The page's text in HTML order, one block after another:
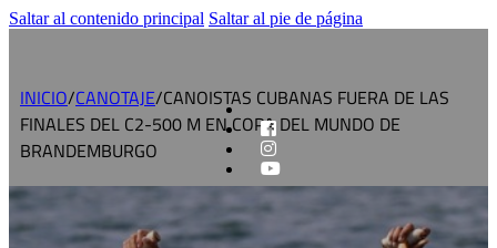
Saltar al contenido principal Saltar al pie de página
INICIO/CANOTAJE/CANOISTAS CUBANAS FUERA DE LAS
FINALES DEL C2-500 M EN COPA DEL MUNDO DE
BRANDEMBURGO